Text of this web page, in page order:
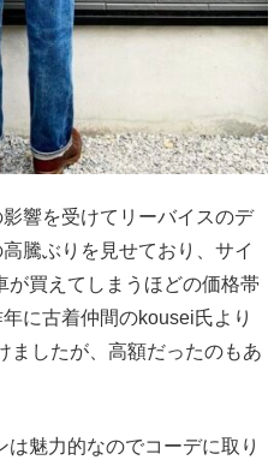
響を受けてリーバイスのデ
騰ぶりを見せており、サイ
が買えてしまうほどの価格帯
に古着仲間のkousei氏より
ましたが、高額だったのもあ
魅力的なのでコーデに取り